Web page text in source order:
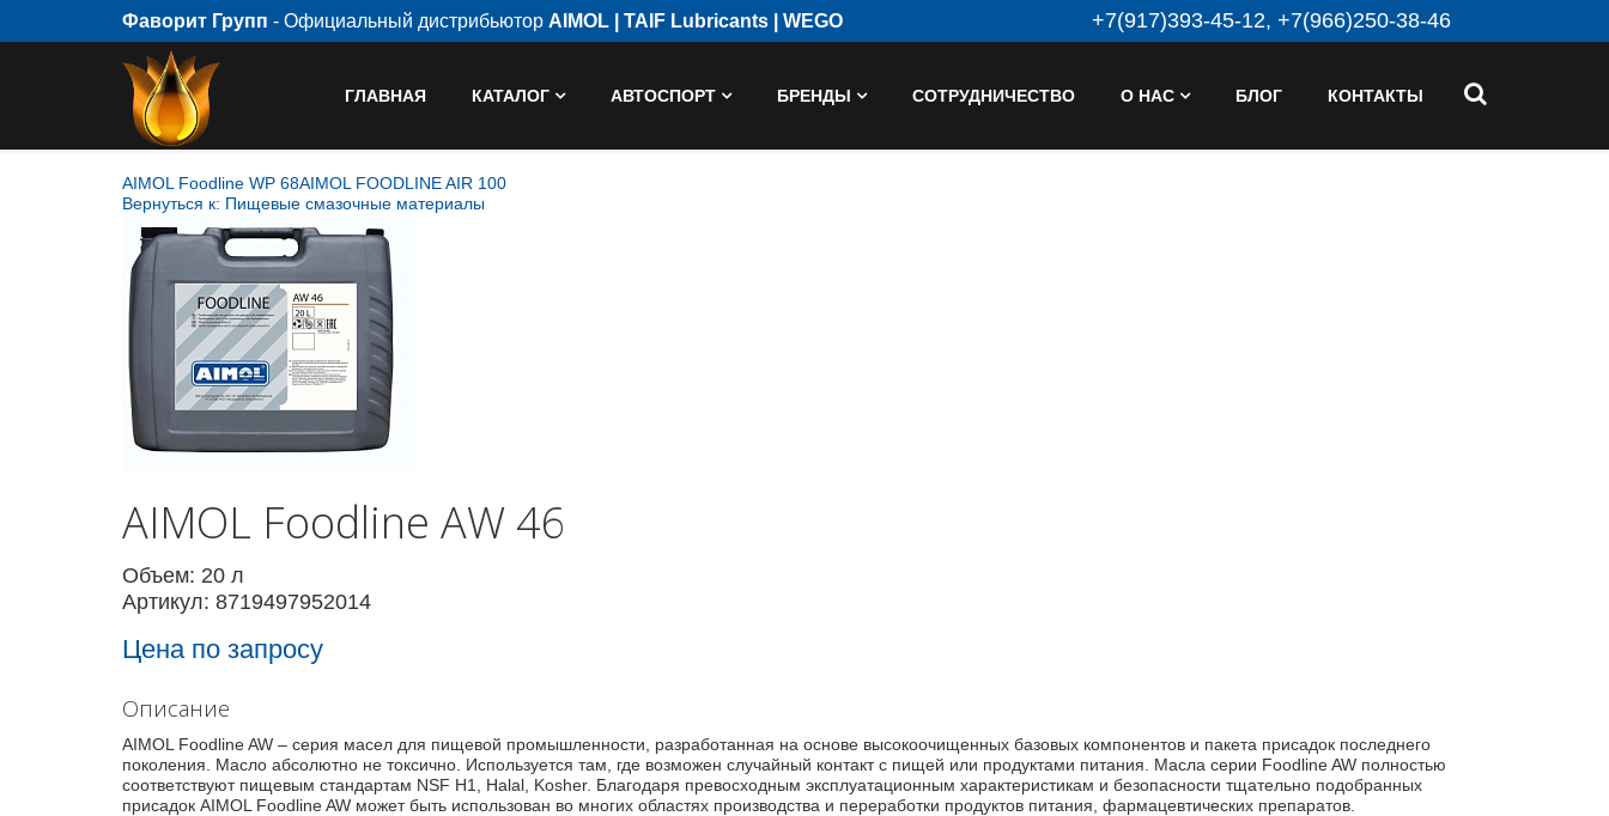
Фаворит Групп - Официальный дистрибьютор AIMOL | TAIF Lubricants | WEGO +7(917)393-45-12, +7(966)250-38-46
ГЛАВНАЯ КАТАЛОГ АВТОСПОРТ БРЕНДЫ СОТРУДНИЧЕСТВО О НАС БЛОГ КОНТАКТЫ
AIMOL Foodline WP 68AIMOL FOODLINE AIR 100
Вернуться к: Пищевые смазочные материалы
AIMOL Foodline AW 46
Объем: 20 л
Артикул: 8719497952014
Цена по запросу
Описание
AIMOL Foodline AW – серия масел для пищевой промышленности, разработанная на основе высокоочищенных базовых компонентов и пакета присадок последнего
поколения. Масло абсолютно не токсично. Используется там, где возможен случайный контакт с пищей или продуктами питания. Масла серии Foodline AW полностью
соответствуют пищевым стандартам NSF H1, Halal, Kosher. Благодаря превосходным эксплуатационным характеристикам и безопасности тщательно подобранных
присадок AIMOL Foodline AW может быть использован во многих областях производства и переработки продуктов питания, фармацевтических препаратов.